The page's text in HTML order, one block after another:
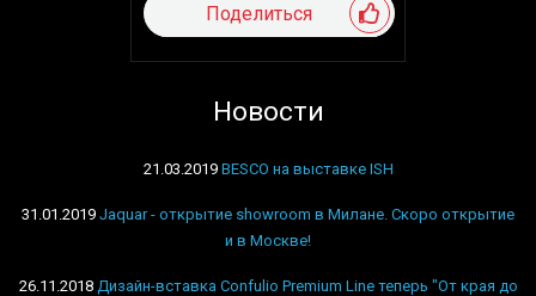
Поделиться
Новости
21.03.2019 BESCO на выставке ISH
31.01.2019 Jaquar - открытие showroom в Милане. Скоро открытие
и в Москве!
26.11.2018 Дизайн-вставка Confulio Premium Line теперь "От края до